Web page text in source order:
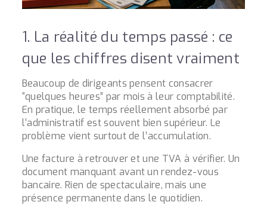
1. La réalité du temps passé : ce
que les chiffres disent vraiment
Beaucoup de dirigeants pensent consacrer
“quelques heures” par mois à leur comptabilité.
En pratique, le temps réellement absorbé par
l’administratif est souvent bien supérieur. Le
problème vient surtout de l’accumulation.
Une facture à retrouver et une TVA à vérifier. Un
document manquant avant un rendez-vous
bancaire. Rien de spectaculaire, mais une
présence permanente dans le quotidien.